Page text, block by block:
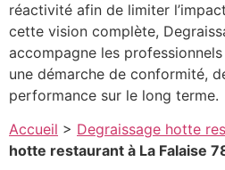
réactivité afin de limiter
cette vision complète,
accompagne les
une démarche de conformité,
performance sur le long terme.
Accueil > Degraissage hotte
hotte restaurant à La Falaise